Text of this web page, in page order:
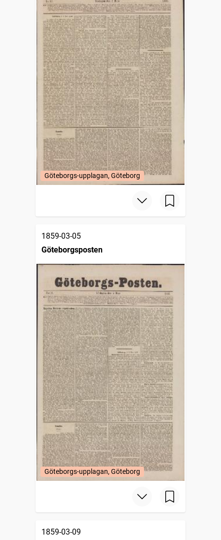
Göteborgs-upplagan, Göteborg
1859-03-05
Göteborgsposten
Göteborgs-upplagan, Göteborg
1859-03-09